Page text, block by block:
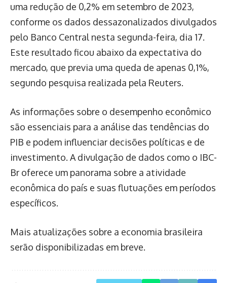
uma redução de 0,2% em setembro de 2023,
conforme os dados dessazonalizados divulgados
pelo Banco Central nesta segunda-feira, dia 17.
Este resultado ficou abaixo da expectativa do
mercado, que previa uma queda de apenas 0,1%,
segundo pesquisa realizada pela Reuters.
As informações sobre o desempenho econômico
são essenciais para a análise das tendências do
PIB e podem influenciar decisões políticas e de
investimento. A divulgação de dados como o IBC-
Br oferece um panorama sobre a atividade
econômica do país e suas flutuações em períodos
específicos.
Mais atualizações sobre a economia brasileira
serão disponibilizadas em breve.